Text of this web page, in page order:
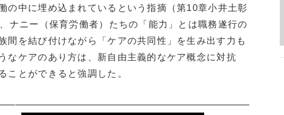
の中に埋め込まれているという指摘（第10章小井土彰
ナニー（保育労働者）たちの「能力」とは職務遂行の
間を結び付けながら「ケアの共同性」を生み出す力も
なケアのあり方は、新自由主義的なケア概念に対抗
ことができると強調した。